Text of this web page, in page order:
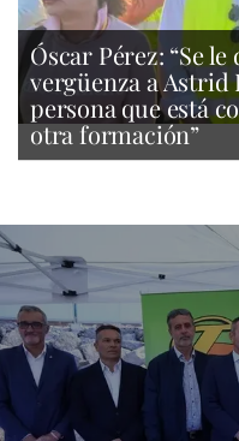
Óscar Pérez: “Se
vergüenza a
persona que está
otra formación”